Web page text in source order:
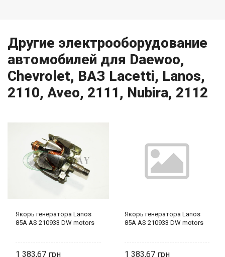
Другие электрооборудование
автомобилей для Daewoo,
Chevrolet, ВАЗ Lacetti, Lanos,
2110, Aveo, 2111, Nubira, 2112
Якорь генератора Lanos
85A AS 210933 DW motors
1 383,67
Якорь генератора Lanos
85A AS 210933 DW motors
1 383,67